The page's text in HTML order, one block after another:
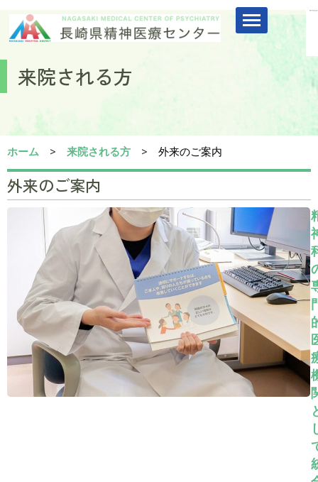
コ
テ
ン
キ
ッ
プ
来院される方
ホーム > 来院される方 > 外来のご案内
外来のご案内